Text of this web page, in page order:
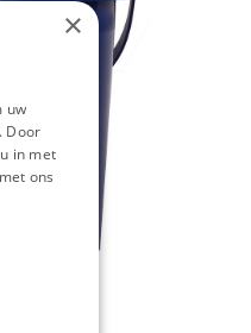
×
uw
Door
in met
ons